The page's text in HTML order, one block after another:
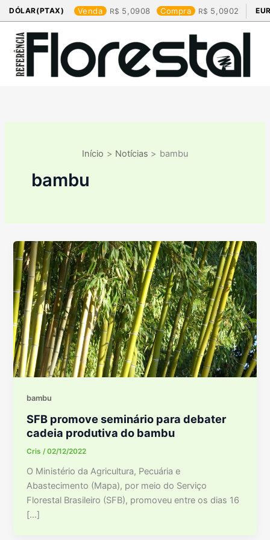
DÓLAR(PTAX) Venda 5,0908 Compra 5,0902
para
conteúdo
Início Notícias bambu
bambu
bambu
SFB promove seminário para debater
cadeia produtiva do bambu
Cris/02/12/2022
O Ministério da Agricultura, Pecuária e
Abastecimento (Mapa), por meio do Serviço
Florestal Brasileiro (SFB), promoveu entre os dias 16
[…]